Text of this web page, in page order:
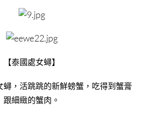
【泰國處女蟳】
蟳，活跳跳的新鮮螃蟹，吃得到蟹膏
跟細緻的蟹肉。